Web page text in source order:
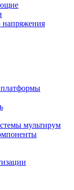
напряжения
платформы
мультирум